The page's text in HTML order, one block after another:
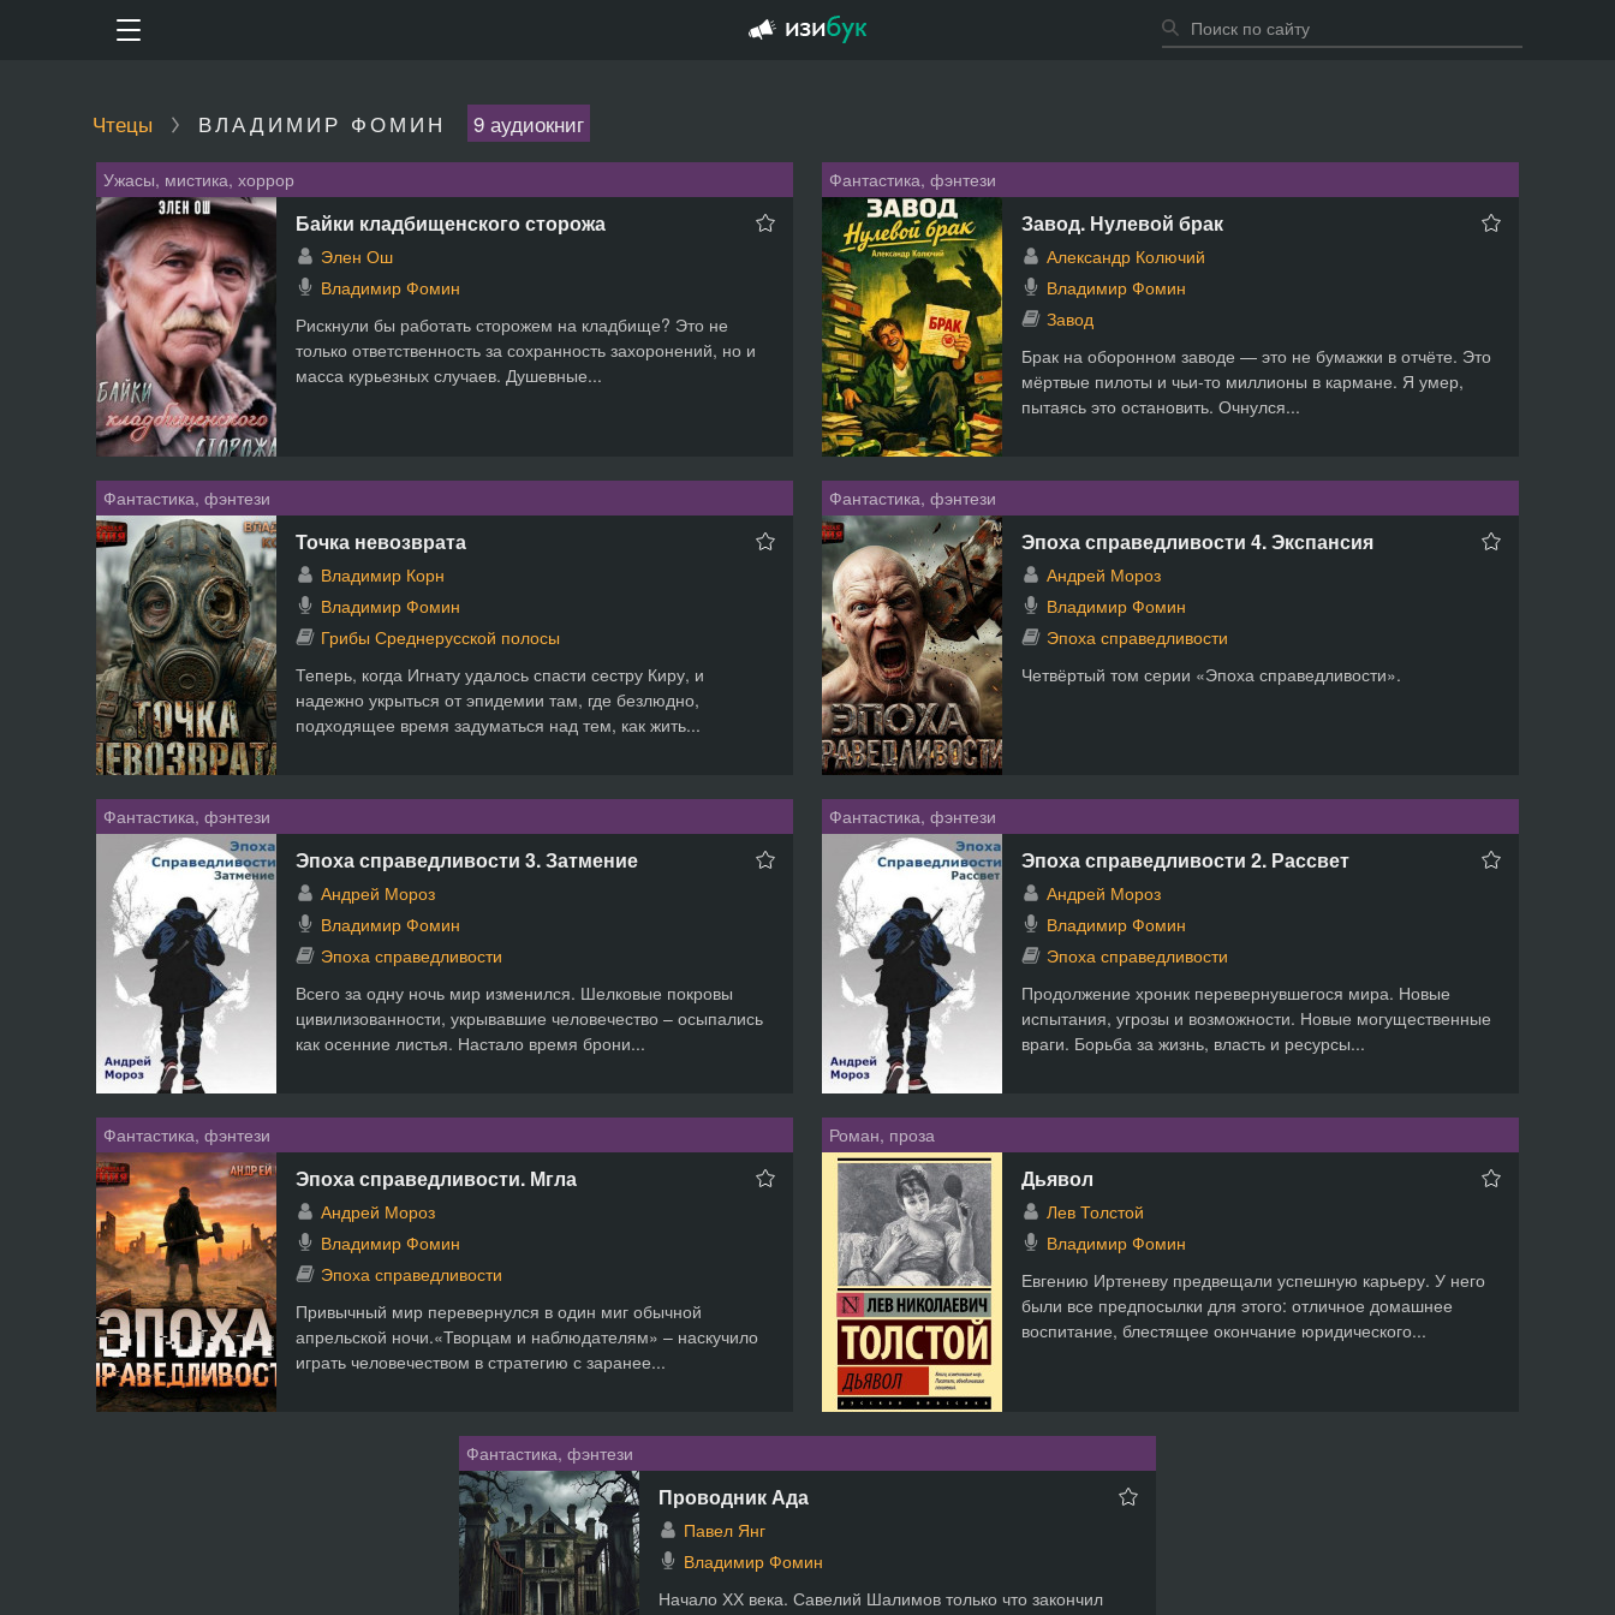
Чтецы ВЛАДИМИР ФОМИН 9 аудиокниг
Ужасы, мистика, хоррор
Байки кладбищенского сторожа
Элен Ош
Владимир Фомин
Рискнули бы работать сторожем на кладбище? Это не
только ответственность за сохранность захоронений, но и
масса курьезных случаев. Душевные...
Фантастика, фэнтези
Завод. Нулевой брак
Александр Колючий
Владимир Фомин
Завод
Брак на оборонном заводе — это не бумажки в отчёте. Это
мёртвые пилоты и чьи-то миллионы в кармане. Я умер,
пытаясь это остановить. Очнулся...
Фантастика, фэнтези
Точка невозврата
Владимир Корн
Владимир Фомин
Грибы Среднерусской полосы
Теперь, когда Игнату удалось спасти сестру Киру, и
надежно укрыться от эпидемии там, где безлюдно,
подходящее время задуматься над тем, как жить...
Фантастика, фэнтези
Эпоха справедливости 4. Экспансия
Андрей Мороз
Владимир Фомин
Эпоха справедливости
Четвёртый том серии «Эпоха справедливости».
Фантастика, фэнтези
Эпоха справедливости 3. Затмение
Андрей Мороз
Владимир Фомин
Эпоха справедливости
Всего за одну ночь мир изменился. Шелковые покровы
цивилизованности, укрывавшие человечество – осыпались
как осенние листья. Настало время брони...
Фантастика, фэнтези
Эпоха справедливости 2. Рассвет
Андрей Мороз
Владимир Фомин
Эпоха справедливости
Продолжение хроник перевернувшегося мира. Новые
испытания, угрозы и возможности. Новые могущественные
враги. Борьба за жизнь, власть и ресурсы...
Фантастика, фэнтези
Эпоха справедливости. Мгла
Андрей Мороз
Владимир Фомин
Эпоха справедливости
Привычный мир перевернулся в один миг обычной
апрельской ночи.«Творцам и наблюдателям» – наскучило
играть человечеством в стратегию с заранее...
Роман, проза
Дьявол
Лев Толстой
Владимир Фомин
Евгению Иртеневу предвещали успешную карьеру. У него
были все предпосылки для этого: отличное домашнее
воспитание, блестящее окончание юридического...
Фантастика, фэнтези
Проводник Ада
Павел Янг
Владимир Фомин
Начало ХХ века. Савелий Шалимов только что закончил